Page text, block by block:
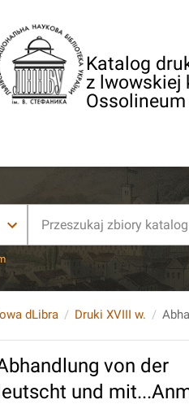
Katalog
z lwowskiej
Ossolineum
dLibra Druki XVIII w.
von der
und